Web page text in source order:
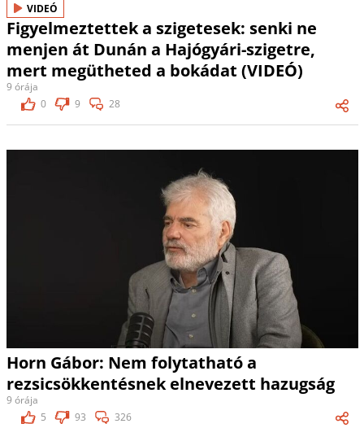
VIDEÓ
Figyelmeztettek a szigetesek: senki ne
menjen át Dunán a Hajógyári-szigetre,
mert megütheted a bokádat (VIDEÓ)
9 órája
0
9 28
Horn Gábor: Nem folytatható a
rezsicsökkentésnek elnevezett hazugság
9 órája
5
93 326